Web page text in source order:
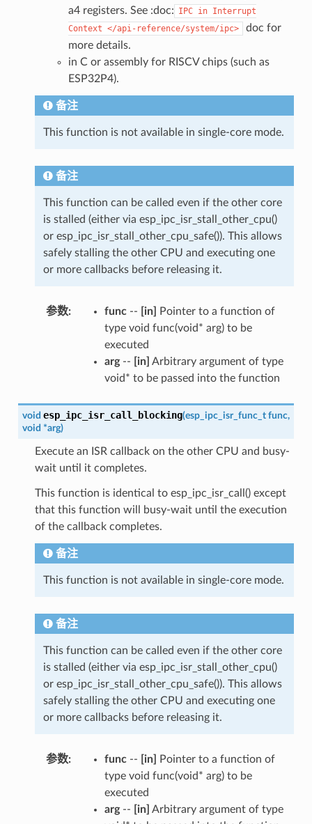
a4 registers. See :doc: IPC in Interrupt
Context </api-reference/system/ipc>
doc for
more details.
in C or assembly for RISCV chips (such as
ESP32P4).
备注
This function is not available in single-core mode.
备注
This function can be called even if the other core
is stalled (either via esp_ipc_isr_stall_other_cpu()
or esp_ipc_isr_stall_other_cpu_safe()). This allows
safely stalling the other CPU and executing one
or more callbacks before releasing it.
参数: func-- [in]
Pointer to a function of
type void func(void* arg) to be
executed
arg-- [in] Arbitrary argument of type
void* to be passed into the function
void esp_ipc_isr_call_blocking(esp_ipc_isr_func_t func,
void *arg)
Execute an ISR callback on the other CPU and busy-
wait until it completes.
This function is identical to esp_ipc_isr_call() except
that this function will busy-wait until the execution
of the callback completes.
备注
This function is not available in single-core mode.
备注
This function can be called even if the other core
is stalled (either via esp_ipc_isr_stall_other_cpu()
or esp_ipc_isr_stall_other_cpu_safe()). This allows
safely stalling the other CPU and executing one
or more callbacks before releasing it.
参数: func-- [in]
Pointer to a function of
type void func(void* arg) to be
executed
arg-- [in] Arbitrary argument of type